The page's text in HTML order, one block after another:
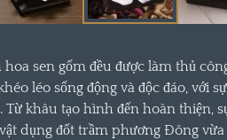
sen gốm đều được làm thủ
léo sống động và độc đáo, với
khâu tạo hình đến hoàn thiện,
dụng đốt trầm phương Đông